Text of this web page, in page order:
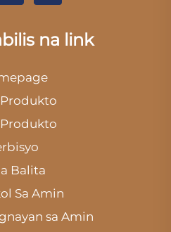
na link
Balita
Sa Amin
sa Amin